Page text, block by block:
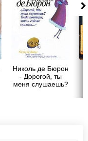
Николь де Бюрон
- Дорогой, ты
меня слушаешь?